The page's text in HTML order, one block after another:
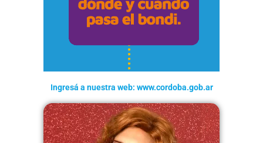
Ingresá a nuestra web: www.cordoba.gob.ar